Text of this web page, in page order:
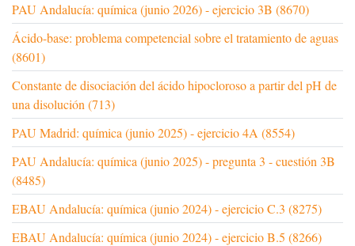
PAU Andalucía: química (junio 2026) - ejercicio 3B (8670)
Ácido-base: problema competencial sobre el tratamiento de aguas
(8601)
Constante de disociación del ácido hipocloroso a partir del pH de
una disolución (713)
PAU Madrid: química (junio 2025) - ejercicio 4A (8554)
PAU Andalucía: química (junio 2025) - pregunta 3 - cuestión 3B
(8485)
EBAU Andalucía: química (junio 2024) - ejercicio C.3 (8275)
EBAU Andalucía: química (junio 2024) - ejercicio B.5 (8266)